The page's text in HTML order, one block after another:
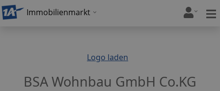
Immobilienmarkt
Logo laden
BSA Wohnbau GmbH Co.KG